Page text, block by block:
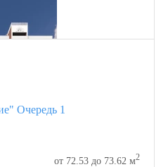
Очередь 1
от 72.53 до 73.62 м2